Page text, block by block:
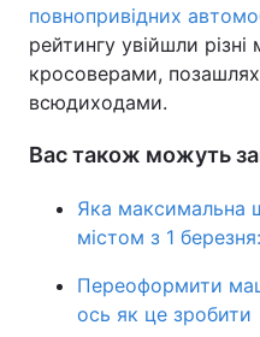
повнопривідних
рейтингу увійшли
кросоверами,
всюдиходами.
Вас також можуть
Яка максимальна
містом з 1
Переоформити
ось як це зробити